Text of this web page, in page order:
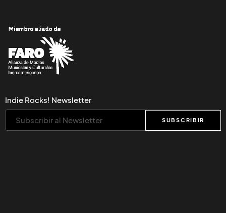
Indie Rocks! Newsletter